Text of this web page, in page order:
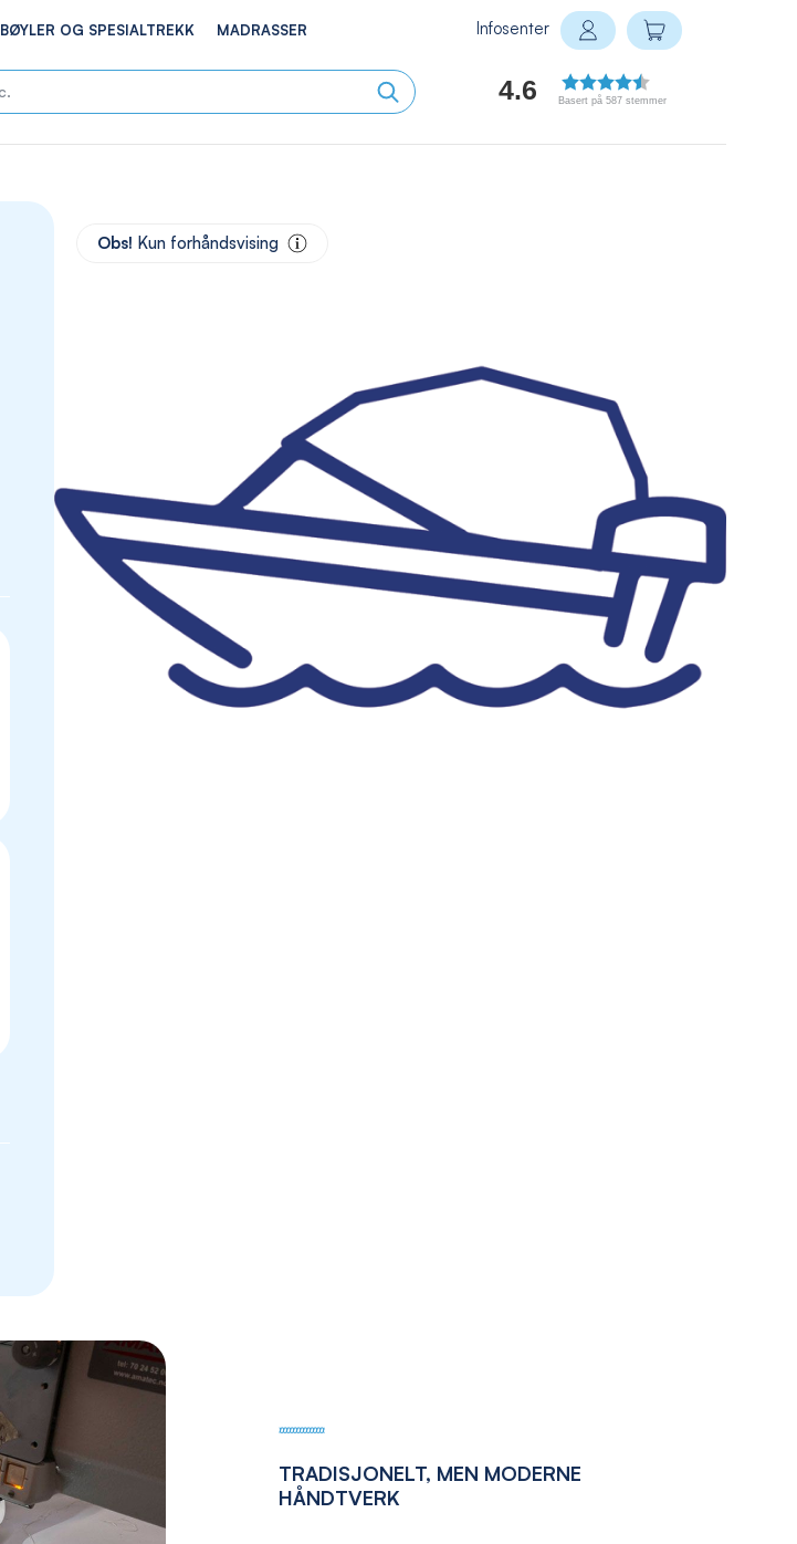
BØYLER OG SPESIALTREKK MADRASSER
4.6 Basert på 587 stemmer
Infosenter
Logg inn
Min handlekurv
Obs! Kun forhåndsvising
TRADISJONELT, MEN MODERNE
HÅNDTVERK